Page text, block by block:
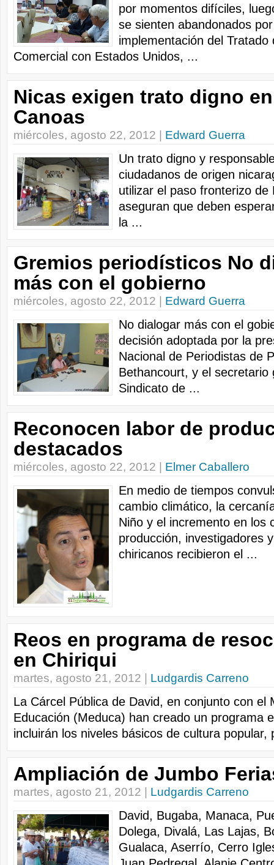
por momentos difíciles,
se sienten abandonados
implementación del Tratado
Comercial con Estados Unidos, ...
Nicas exigen trato digno
Canoas
miércoles, agosto 22, 2012 | Edward Guerra
Un trato digno y
ciudadanos de origen
utilizar el paso fronterizo de
aseguran que deben
la ...
Gremios periodísticos No
más con el gobierno
miércoles, agosto 22, 2012 | Edward Guerra
No dialogar más con el
decisión adoptada por la
Nacional de Periodistas de
Bethancourt, y el secretario
Sindicato de ...
Reconocen labor de
destacados
miércoles, agosto 22, 2012 | Elmer Caballero
En medio de tiempos
cambio climático, la
Niño y el incremento en los
producción, investigadores
chiricanos recibieron el ...
Reos en programa de
en Chiriqui
martes, agosto 21, 2012 | Ludgardis Carreno
La Cárcel Pública de David, en conjunto con el
Educación (Meduca) han creado un programa
incluirán los niveles básicos de cultura popular,
Ampliación de Jumbo
martes, agosto 21, 2012 | Ludgardis Carreno
David, Bugaba, Manaca,
Dolega, Divalá, Las Lajas,
Gualaca, Aserrío, Cerro